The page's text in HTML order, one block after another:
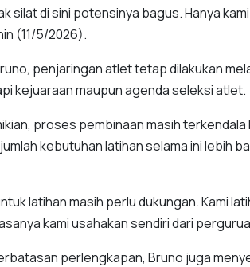
silat di sini potensinya bagus. Hanya
(11/5/2026).
penjaringan atlet tetap dilakukan
kejuaraan maupun agenda seleksi atlet.
proses pembinaan masih
kebutuhan latihan selama ini lebih
latihan masih perlu dukungan. Kami
kami usahakan sendiri dari
perlengkapan, Bruno juga